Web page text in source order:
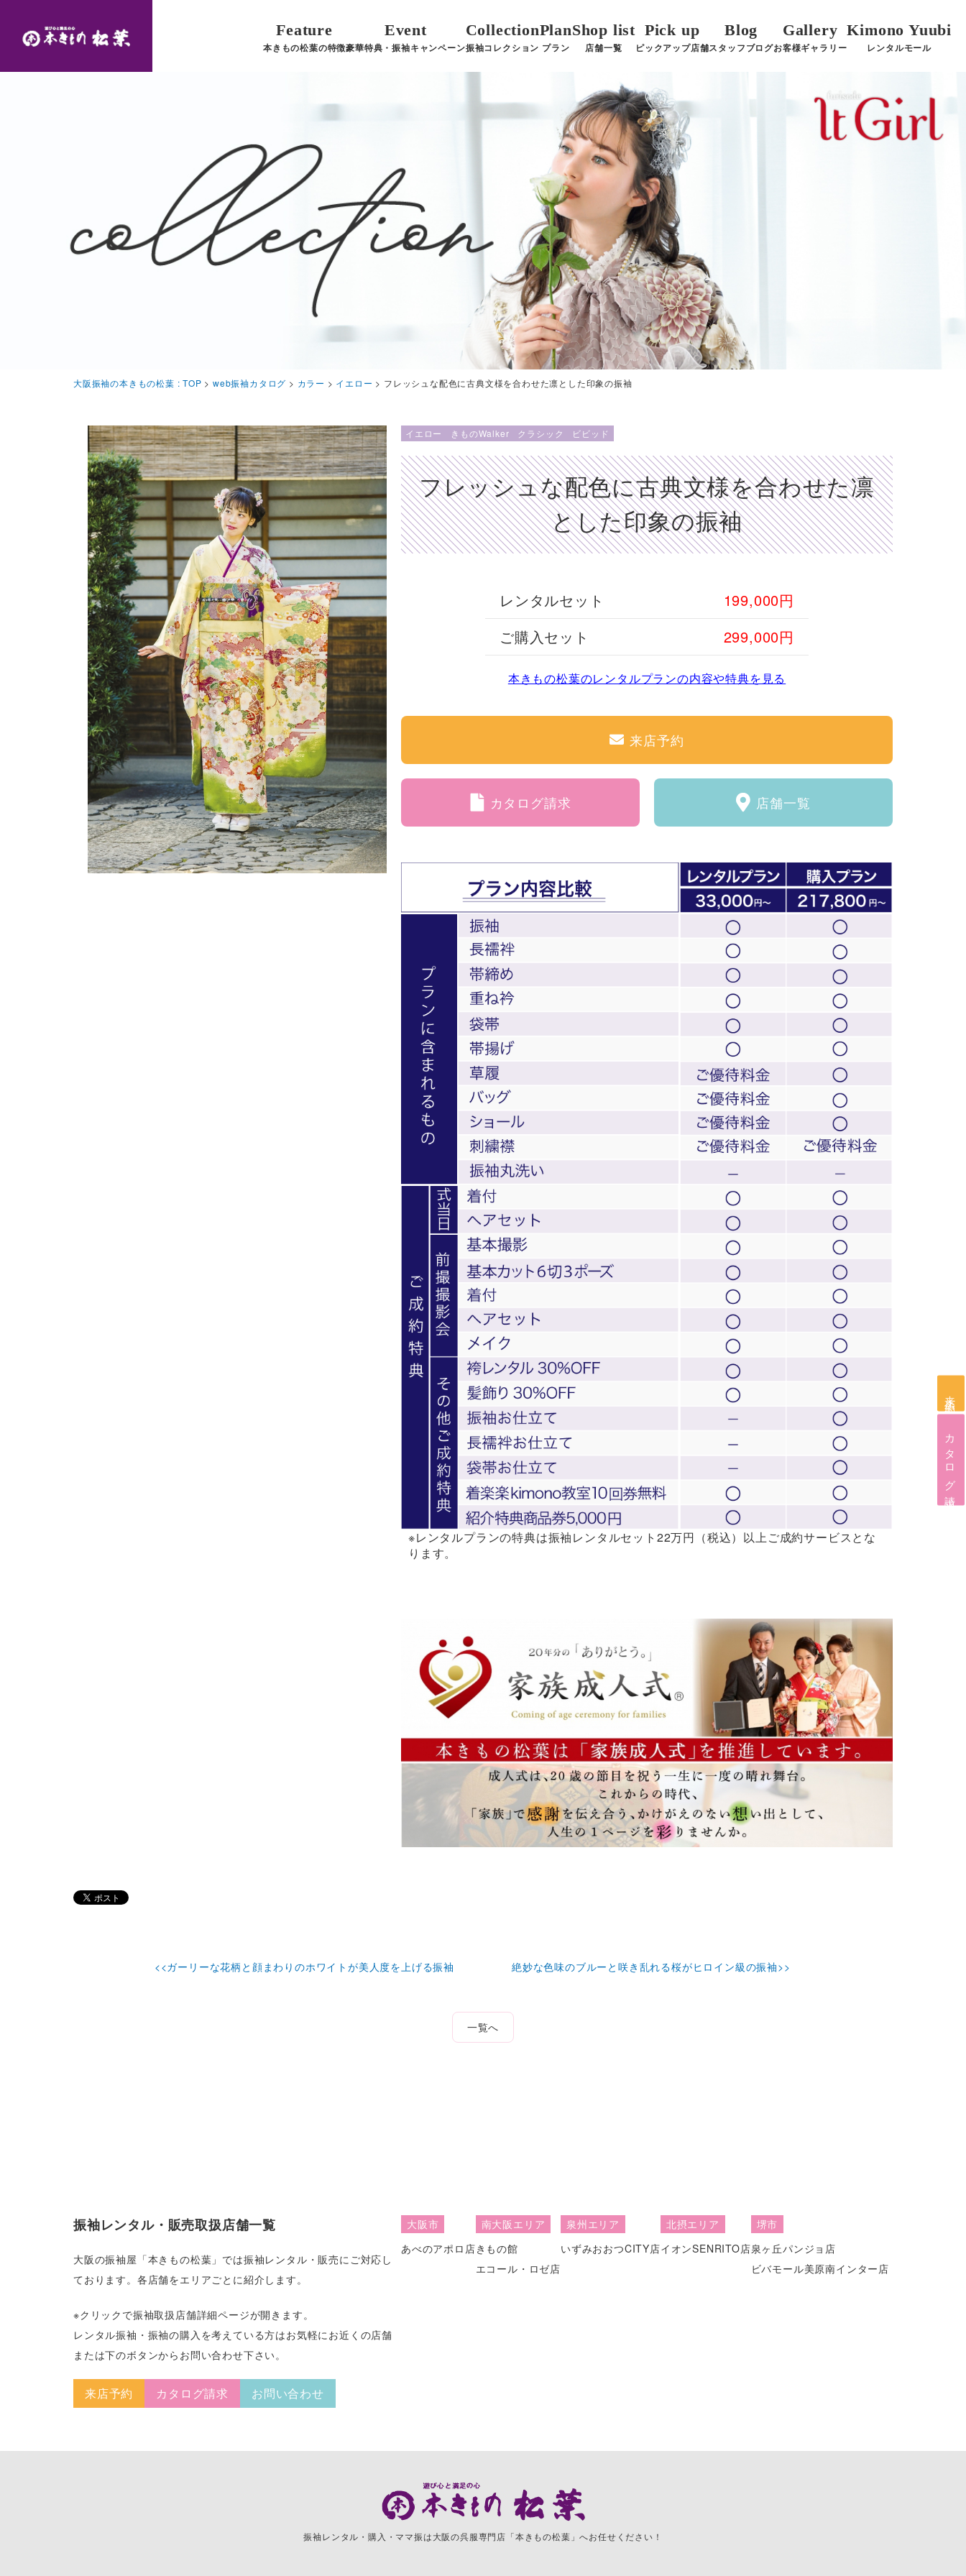
Feature
本きもの松葉の特徴
Event
豪華特典・振袖キャンペーン
Collection
振袖コレクション
Plan
プラン
Shop list
店舗一覧
Pick up
ピックアップ店舗
Blog
スタッフブログ
Gallery
お客様ギャラリー
Kimono Yuubi
レンタルモール
大阪振袖の本きもの松葉 : TOP >web振袖カタログ > カラー > イエロー > フレッシュな配色に古典文様を合わせた凛とした印象の振袖
イエロー きものWalker クラシック ビビッド
フレッシュな配色に古典文様を合わせた凛
とした印象の振袖
レンタルセット
199,000円
ご購入セット
299,000円
本きもの松葉のレンタルプランの内容や特典を見る
来店予約
カタログ請求 店舗一覧
※レンタルプランの特典は振袖レンタルセット22万円（税込）以上ご成約サービスとな
ります。
<<ガーリーな花柄と顔まわりのホワイトが美人度を上げる振袖 絶妙な色味のブルーと咲き乱れる桜がヒロイン級の振袖>>
一覧へ
来店予約
カタログ請求
振袖レンタル・販売取扱店舗一覧
大阪の振袖屋「本きもの松葉」では振袖レンタル・販売にご対応し
ております。各店舗をエリアごとに紹介します。
※クリックで振袖取扱店舗詳細ページが開きます。
レンタル振袖・振袖の購入を考えている方はお気軽にお近くの店舗
または下のボタンからお問い合わせ下さい。
来店予約 カタログ請求 お問い合わせ
大阪市
あべのアポロ店
南大阪エリア
きもの館
エコール・ロゼ店
泉州エリア
いずみおおつCITY店
北摂エリア
イオンSENRITO店
堺市
泉ヶ丘パンジョ店
ビバモール美原南インター店
振袖レンタル・購入・ママ振は大阪の呉服専門店「本きもの松葉」へお任せください！